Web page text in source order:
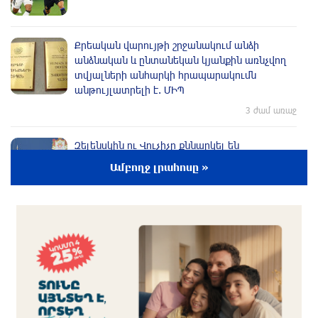
Քրեական վարույթի շրջանակում անձի
անձնական և ընտանեկան կյանքին առնչվող
տվյալների անհարկի հրապարակումն
անթույլատրելի է. ՄԻՊ
3 ժամ առաջ
Զելենսկին ու Վուչիչը քննարկել են
հնարավորությունները
Հրդեհի ահազանգ Սայաթ-Նովա պողոտայում.
շենքից տարհանվել է 5 բնակիչ
2 ժամ առաջ
Ճապոնական Յակիշիմե կերամիկայի
Ամբողջ լրահոսը »